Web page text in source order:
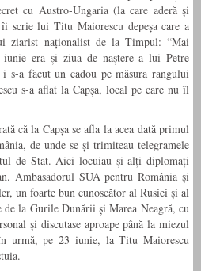
cu Austro-Ungaria (la care aderă și
scrie lui Titu Maiorescu depeșa care a
ziarist naționalist de la Timpul: “Mai
era și ziua de naștere a lui Petre
s-a făcut un cadou pe măsura rangului
s-a aflat la Capșa, local pe care nu îl
că la Capșa se afla la acea dată primul
de unde se și trimiteau telegramele
de Stat. Aici locuiau și alți diplomați
Ambasadorul SUA pentru România și
un foarte bun cunoscător al Rusiei și al
de la Gurile Dunării și Marea Neagră, cu
și discutase aproape până la miezul
urmă, pe 23 iunie, la Titu Maiorescu